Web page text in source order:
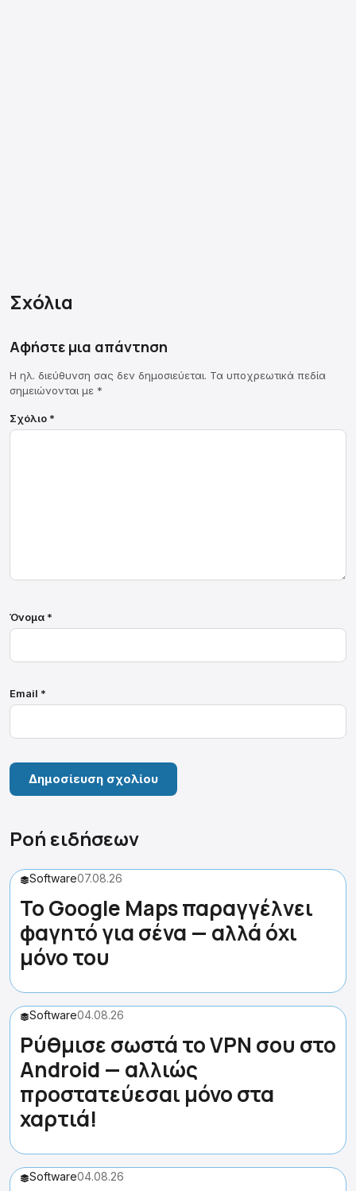
Σχόλια
Αφήστε μια απάντηση
Η ηλ. διεύθυνση σας δεν δημοσιεύεται. Τα υποχρεωτικά πεδία
σημειώνονται με *
Σχόλιο *
Όνομα *
Email *
Ροή ειδήσεων
Software07.08.26
Το Google Maps παραγγέλνει
φαγητό για σένα — αλλά όχι
μόνο του
Software04.08.26
Ρύθμισε σωστά το VPN σου στο
Android — αλλιώς
προστατεύεσαι μόνο στα
χαρτιά!
Software04.08.26